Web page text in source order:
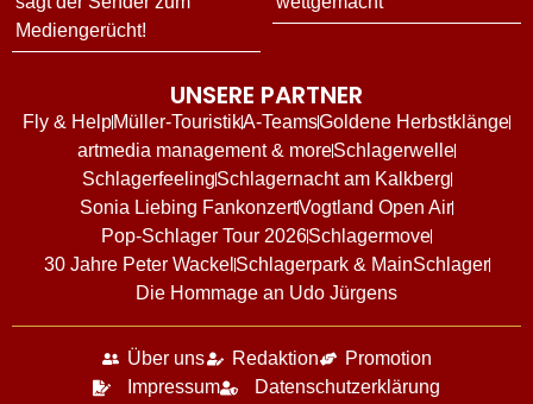
Mediengerücht!
UNSERE PARTNER
Fly & HelpMüller-TouristikA-TeamsGoldene Herbstklänge
artmedia management & moreSchlagerwelle
SchlagerfeelingSchlagernacht am Kalkberg
Sonia Liebing FankonzertVogtland Open Air
Pop-Schlager Tour 2026Schlagermove
30 Jahre Peter Wackel Schlagerpark & MainSchlager
Die Hommage an Udo Jürgens
Über uns Redaktion
Promotion
Impressum
Datenschutzerklärung